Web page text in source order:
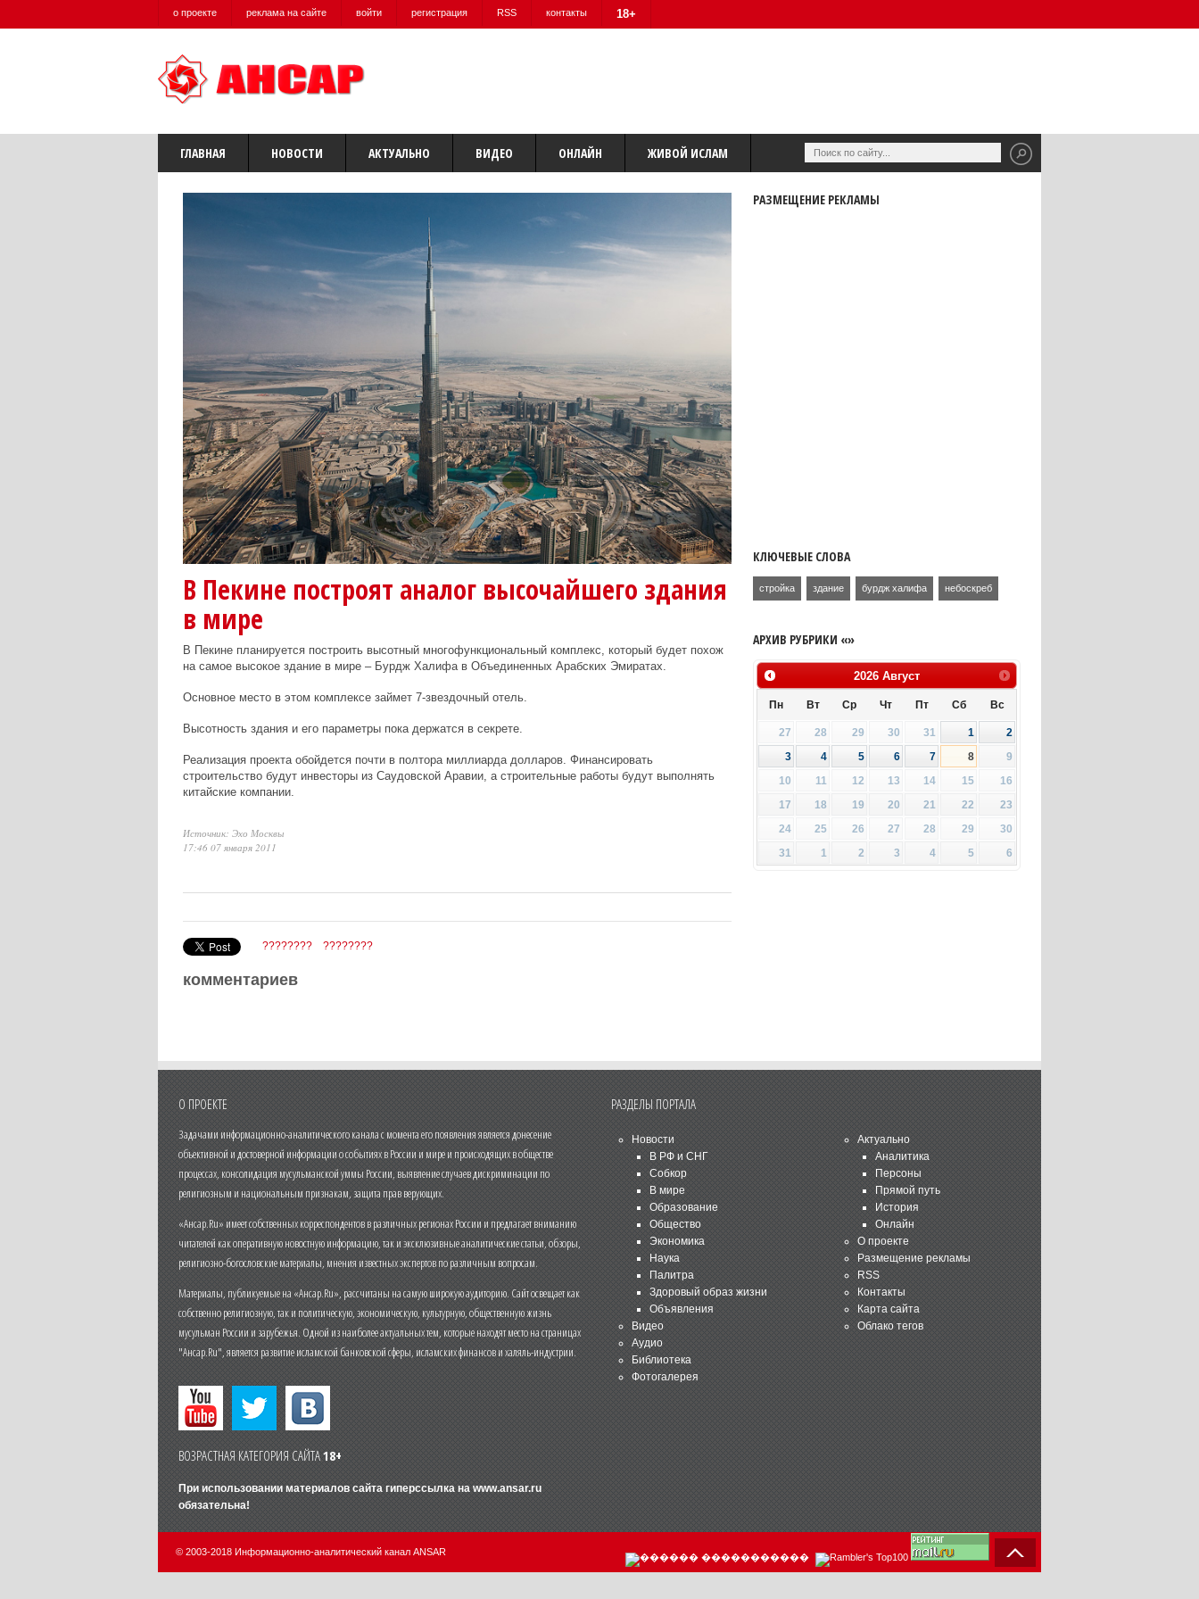
о проекте реклама на сайте войти регистрация RSS контакты 18+
ГЛАВНАЯ НОВОСТИ АКТУАЛЬНО ВИДЕО ОНЛАЙН ЖИВОЙ ИСЛАМ
В Пекине построят аналог высочайшего здания
в мире
В Пекине планируется построить высотный многофункциональный комплекс, который будет похож
на самое высокое здание в мире – Бурдж Халифа в Объединенных Арабских Эмиратах.
Основное место в этом комплексе займет 7-звездочный отель.
Высотность здания и его параметры пока держатся в секрете.
Реализация проекта обойдется почти в полтора миллиарда долларов. Финансировать
строительство будут инвесторы из Саудовской Аравии, а строительные работы будут выполнять
китайские компании.
Источник: Эхо Москвы
17:46 07 января 2011
???????? ????????
комментариев
РАЗМЕЩЕНИЕ РЕКЛАМЫ
КЛЮЧЕВЫЕ СЛОВА
стройка здание бурдж халифа небоскреб
АРХИВ РУБРИКИ «»
2026 Август
Пн Вт Ср Чт Пт Сб Вс
27 28 29 30 31 1
2
3
4 5 6 7 8
9
10
11 12 13 14 15
16
17
18 19 20 21 22
23
24
25 26 27 28 29
30
31
1 2 3 4 5 6
О ПРОЕКТЕ
Задачами информационно-аналитического канала с момента его появления является донесение
объективной и достоверной информации о событиях в России и мире и происходящих в обществе
процессах, консолидация мусульманской уммы России, выявление случаев дискриминации по
религиозным и национальным признакам, защита прав верующих.
«Ансар.Ru» имеет собственных корреспондентов в различных регионах России и предлагает вниманию
читателей как оперативную новостную информацию, так и эксклюзивные аналитические статьи, обзоры,
религиозно-богословские материалы, мнения известных экспертов по различным вопросам.
Материалы, публикуемые на «Ансар.Ru», рассчитаны на самую широкую аудиторию. Сайт освещает как
собственно религиозную, так и политическую, экономическую, культурную, общественную жизнь
мусульман России и зарубежья. Одной из наиболее актуальных тем, которые находят место на страницах
"Ансар.Ru", является развитие исламской банковской сферы, исламских финансов и халяль-индустрии.
ВОЗРАСТНАЯ КАТЕГОРИЯ САЙТА18+
При использовании материалов сайта гиперссылка на www.ansar.ru
обязательна!
РАЗДЕЛЫ ПОРТАЛА
Новости
В РФ и СНГ
Собкор
В мире
Образование
Общество
Экономика
Наука
Палитра
Здоровый образ жизни
Объявления
Видео
Аудио
Библиотека
Фотогалерея
Актуально
Аналитика
Персоны
Прямой путь
История
Онлайн
О проекте
Размещение рекламы
RSS
Контакты
Карта сайта
Облако тегов
© 2003-2018 Информационно-аналитический канал ANSAR